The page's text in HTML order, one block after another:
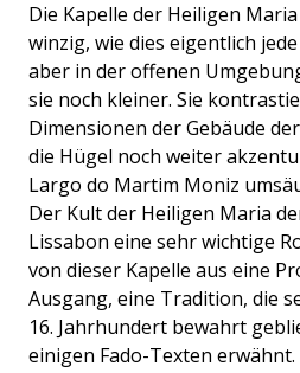
Die Kapelle der Heiligen
winzig, wie dies eigentlich
aber in der offenen
sie noch kleiner. Sie
Dimensionen der Gebäude
die Hügel noch weiter
Largo do Martim Moniz
Der Kult der Heiligen Maria
Lissabon eine sehr wichtige
von dieser Kapelle aus eine
Ausgang, eine Tradition, die
16. Jahrhundert bewahrt
einigen Fado-Texten erwähnt.